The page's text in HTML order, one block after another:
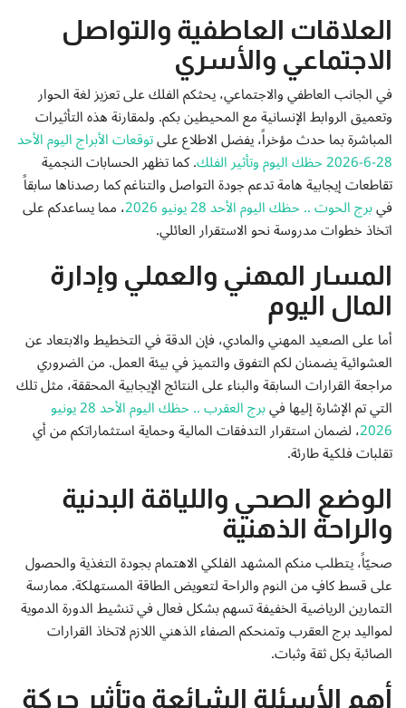
العلاقات العاطفية والتواصل
الاجتماعي والأسري
في الجانب العاطفي والاجتماعي، يحثكم الفلك على تعزيز لغة الحوار
وتعميق الروابط الإنسانية مع المحيطين بكم. ولمقارنة هذه التأثيرات
المباشرة بما حدث مؤخراً، يفضل الاطلاع علىتوقعات الأبراج اليوم الأحد
28-6-2026 حظك اليوم وتأثير الفلك . كما تظهر الحسابات النجمية
تقاطعات إيجابية هامة تدعم جودة التواصل والتناغم كما رصدناها سابقاً
فيبرج الحوت .. حظك اليوم الأحد 28 يونيو 2026 ، مما يساعدكم على
اتخاذ خطوات مدروسة نحو الاستقرار العائلي.
المسار المهني والعملي وإدارة
المال اليوم
أما على الصعيد المهني والمادي، فإن الدقة في التخطيط والابتعاد عن
العشوائية يضمنان لكم التفوق والتميز في بيئة العمل. من الضروري
مراجعة القرارات السابقة والبناء على النتائج الإيجابية المحققة، مثل تلك
التي تم الإشارة إليها في برج العقرب .. حظك اليوم الأحد 28 يونيو
2026، لضمان استقرار التدفقات المالية وحماية استثماراتكم من أي
تقلبات فلكية طارئة.
الوضع الصحي واللياقة البدنية
والراحة الذهنية
صحيّاً، يتطلب منكم المشهد الفلكي الاهتمام بجودة التغذية والحصول
على قسط كافٍ من النوم والراحة لتعويض الطاقة المستهلكة. ممارسة
التمارين الرياضية الخفيفة تسهم بشكل فعال في تنشيط الدورة الدموية
لمواليد برج العقرب وتمنحكم الصفاء الذهني اللازم لاتخاذ القرارات
الصائبة بكل ثقة وثبات.
أهم الأسئلة الشائعة وتأثير حركة